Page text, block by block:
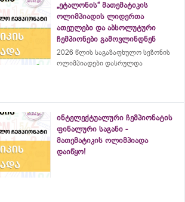
„ეტალონის“ მათემატიკის
ოლიმპიადის ლიდერთა
ათეულები და აბსოლუტური
ჩემპიონები გამოვლინდნენ
2026 წლის საგაზაფხულო სეზონის
ოლიმპიადები დასრულდა
ინტელექტუალური ჩემპიონატის
ფინალური საგანი -
მათემატიკის ოლიმპიადა
დაიწყო!